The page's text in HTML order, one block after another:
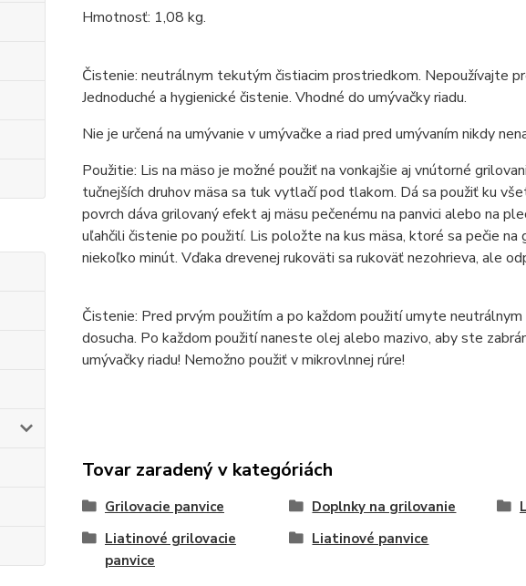
Hmotnosť: 1,08 kg.
Čistenie: neutrálnym tekutým čistiacim prostriedkom. Nepoužívajte
Jednoduché a hygienické čistenie. Vhodné do umývačky riadu.
Nie je určená na umývanie v umývačke a riad pred umývaním nikdy
Použitie: Lis na mäso je možné použiť na vonkajšie aj vnútorné
tučnejších druhov mäsa sa tuk vytlačí pod tlakom. Dá sa použiť ku
povrch dáva grilovaný efekt aj mäsu pečenému na panvici alebo na
uľahčili čistenie po použití. Lis položte na kus mäsa, ktoré sa pečie
niekoľko minút. Vďaka drevenej rukoväti sa rukoväť nezohrieva, ale
Čistenie: Pred prvým použitím a po každom použití umyte
dosucha. Po každom použití naneste olej alebo mazivo, aby ste
umývačky riadu! Nemožno použiť v mikrovlnnej rúre!
Tovar zaradený v kategóriách
Grilovacie panvice Doplnky na grilovanie
Liatinové grilovacie
panvice
Liatinové panvice